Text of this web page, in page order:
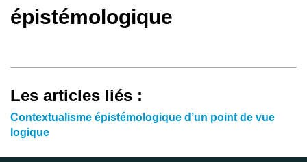
épistémologique
Les articles liés :
Contextualisme épistémologique d’un point de vue
logique